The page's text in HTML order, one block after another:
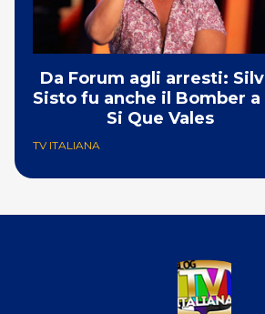
Da Forum agli arresti:
Sisto fu anche il Bomber a
Si Que Vales
TV ITALIANA